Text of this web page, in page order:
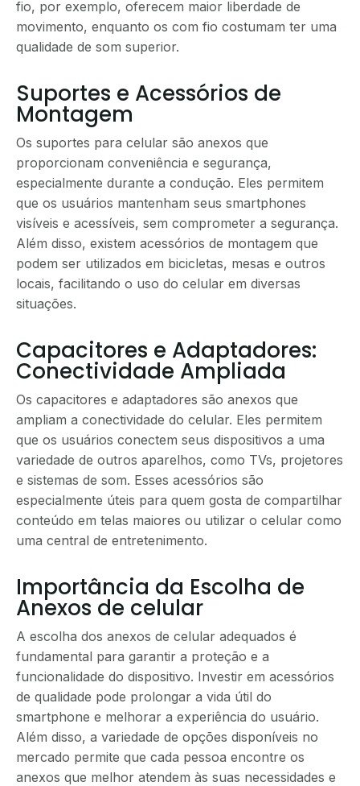
fio, por exemplo, oferecem maior liberdade de
movimento, enquanto os com fio costumam ter uma
qualidade de som superior.
Suportes e Acessórios de
Montagem
Os suportes para celular são anexos que
proporcionam conveniência e segurança,
especialmente durante a condução. Eles permitem
que os usuários mantenham seus smartphones
visíveis e acessíveis, sem comprometer a segurança.
Além disso, existem acessórios de montagem que
podem ser utilizados em bicicletas, mesas e outros
locais, facilitando o uso do celular em diversas
situações.
Capacitores e Adaptadores:
Conectividade Ampliada
Os capacitores e adaptadores são anexos que
ampliam a conectividade do celular. Eles permitem
que os usuários conectem seus dispositivos a uma
variedade de outros aparelhos, como TVs, projetores
e sistemas de som. Esses acessórios são
especialmente úteis para quem gosta de compartilhar
conteúdo em telas maiores ou utilizar o celular como
uma central de entretenimento.
Importância da Escolha de
Anexos de celular
A escolha dos anexos de celular adequados é
fundamental para garantir a proteção e a
funcionalidade do dispositivo. Investir em acessórios
de qualidade pode prolongar a vida útil do
smartphone e melhorar a experiência do usuário.
Além disso, a variedade de opções disponíveis no
mercado permite que cada pessoa encontre os
anexos que melhor atendem às suas necessidades e